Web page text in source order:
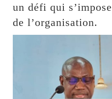
un défi qui
de l’organisation.